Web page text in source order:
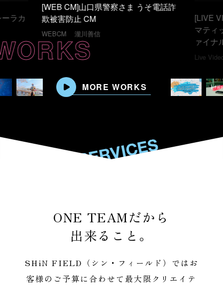
話詐
[LIVE VIDEO] ミズニ ウキクサ「シネ
マティックロマンス リリースツアーフ
ァイナル ワンマンライブ」
Live Video 榎本一成
ンス」
Music
MORE WORKS
ONE TEAMだから
出来ること。
SHiN FIELD（シン・フィールド）ではお
客様のご予算に合わせて最大限クリエイテ